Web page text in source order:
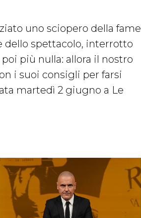
uno sciopero della fame
spettacolo, interrotto
più nulla: allora il nostro
i suoi consigli per farsi
martedì 2 giugno a Le